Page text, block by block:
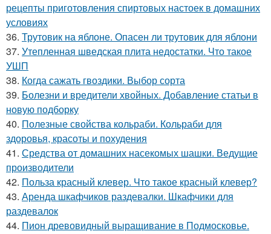
рецепты приготовления спиртовых настоек в домашних
условиях
36. Трутовик на яблоне. Опасен ли трутовик для яблони
37. Утепленная шведская плита недостатки. Что такое
УШП
38. Когда сажать гвоздики. Выбор сорта
39. Болезни и вредители хвойных. Добавление статьи в
новую подборку
40. Полезные свойства кольраби. Кольраби для
здоровья, красоты и похудения
41. Средства от домашних насекомых шашки. Ведущие
производители
42. Польза красный клевер. Что такое красный клевер?
43. Аренда шкафчиков раздевалки. Шкафчики для
раздевалок
44. Пион древовидный выращивание в Подмосковье.